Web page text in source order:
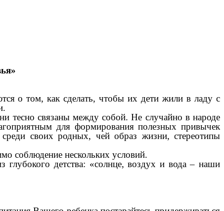
о том, как сделать, чтобы их дети жили в ладу с
тесно связаны между собой. Не случайно в народе
для формирования полезных привычек
своих родных, чей образ жизни, стереотипы
соблюдение нескольких условий.
детства: «солнце, воздух и вода – наши